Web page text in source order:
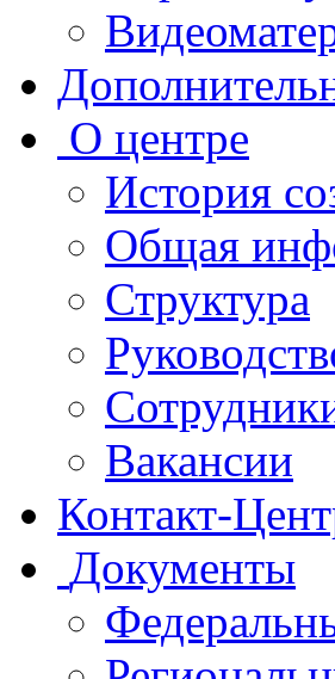
О центре
История
Общая
Структура
Вакансии
Контакт-
Документы